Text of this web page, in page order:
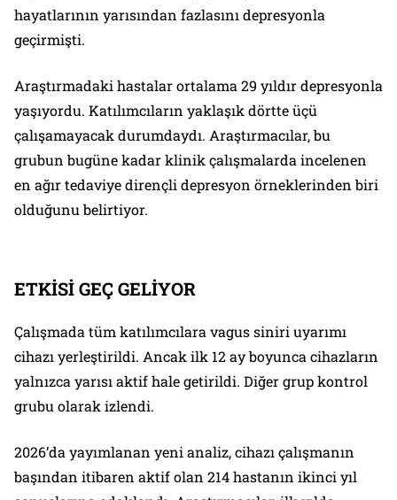
hayatlarının yarısından fazlasını depresyonla
geçirmişti.
Araştırmadaki hastalar ortalama 29 yıldır depresyonla
yaşıyordu. Katılımcıların yaklaşık dörtte üçü
çalışamayacak durumdaydı. Araştırmacılar, bu
grubun bugüne kadar klinik çalışmalarda incelenen
en ağır tedaviye dirençli depresyon örneklerinden biri
olduğunu belirtiyor.
ETKİSİ GEÇ GELİYOR
Çalışmada tüm katılımcılara vagus siniri uyarımı
cihazı yerleştirildi. Ancak ilk 12 ay boyunca cihazların
yalnızca yarısı aktif hale getirildi. Diğer grup kontrol
grubu olarak izlendi.
2026’da yayımlanan yeni analiz, cihazı çalışmanın
başından itibaren aktif olan 214 hastanın ikinci yıl